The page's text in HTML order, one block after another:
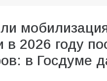
в 2026 году
в Госдуме